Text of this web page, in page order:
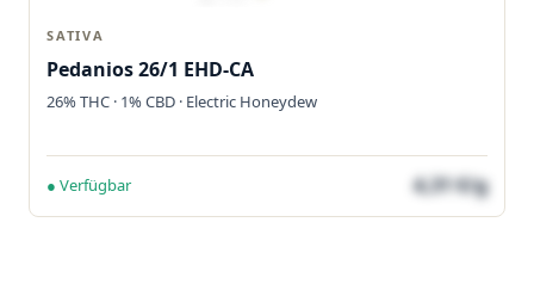
SATIVA
Pedanios 26/1 EHD-CA
26% THC · 1% CBD · Electric Honeydew
● Verfügbar 4,31 €/g